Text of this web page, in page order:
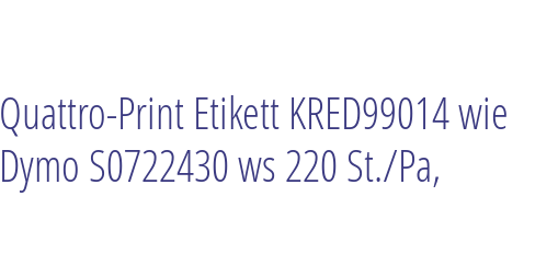
Quattro-Print Etikett KRED99014 wie
Dymo S0722430 ws 220 St./Pa,